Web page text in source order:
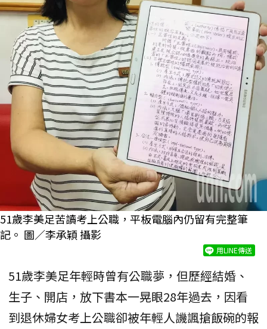
51歲李美足苦讀考上公職，平板電腦內仍留有完整筆
記。 圖／李承穎 攝影
用LINE傳送
51歲李美足年輕時曾有公職夢，但歷經結婚、
生子、開店，放下書本一晃眼28年過去，因看
到退休婦女考上公職卻被年輕人譏諷搶飯碗的報